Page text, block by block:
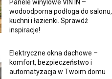
Panele winylowe VIN IN –
wodoodporna podłoga do salonu,
kuchni i łazienki. Sprawdź
inspiracje!
Elektryczne okna dachowe –
komfort, bezpieczeństwo i
automatyzacja w Twoim domu